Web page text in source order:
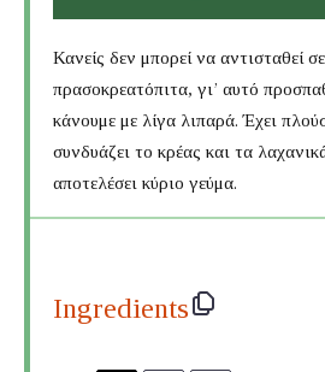
Κανείς δεν μπορεί να αντισταθεί
πρασοκρεατόπιτα, γι’ αυτό
κάνουμε με λίγα λιπαρά. Έχει
συνδυάζει το κρέας και τα
αποτελέσει κύριο γεύμα.
Ingredients